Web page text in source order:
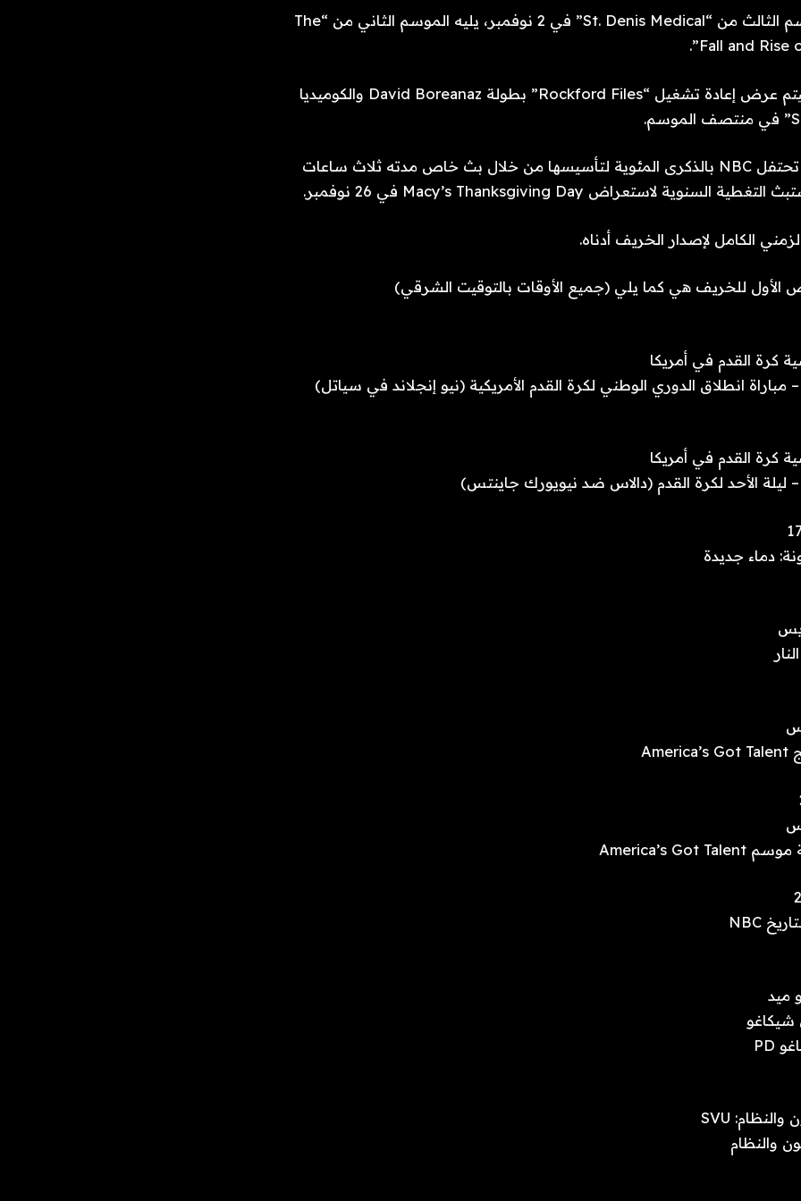
أخيرًا، سيعود الموسم الثالث من “St. Denis Medical” في 2 نوفمبر، يليه الموسم الثاني من “The
Fall and Rise
كما أُعلن سابقًا، سيتم عرض إعادة تشغيل “Rockford Files” بطولة David Boreanaz والكوميديا ​​
من المقرر أيضًا أن تحتفل NBC بالذكرى المئوية لتأسيسها من خلال بث خاص مدته ثلاث ساعات
الكامل لإصدار الخريف أدناه.
الأول للخريف هي كما يلي (جميع الأوقات بالتوقيت الشرقي)